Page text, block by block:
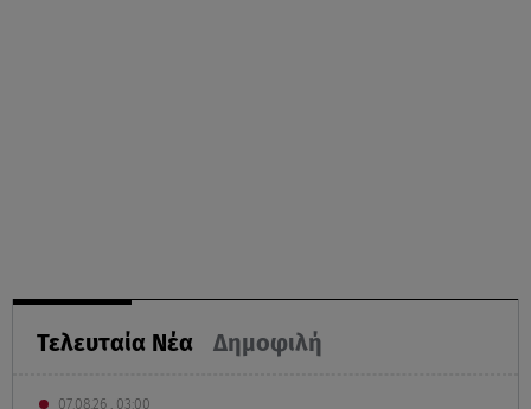
Τελευταία Νέα Δημοφιλή
07.08.26 , 03:00